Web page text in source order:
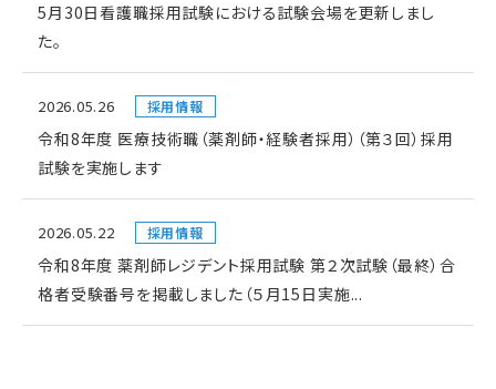
5月30日看護職採用試験における試験会場を更新しまし
た。
2026.05.26 採用情報
令和8年度 医療技術職（薬剤師・経験者採用）（第３回）採用
試験を実施します
2026.05.22 採用情報
令和8年度 薬剤師レジデント採用試験 第２次試験（最終）合
格者受験番号を掲載しました（５月15日実施...